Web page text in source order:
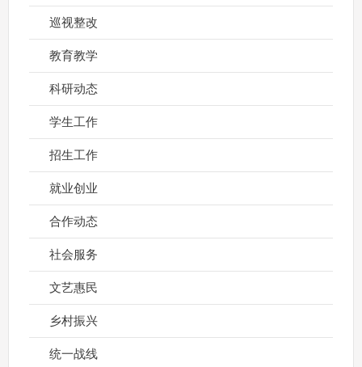
巡视整改
教育教学
科研动态
学生工作
招生工作
就业创业
合作动态
社会服务
文艺惠民
乡村振兴
统一战线